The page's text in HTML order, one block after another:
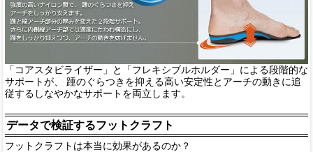
「コアスタビライザー」と「フレキシブルホルダー」による段階的な
サポートが、 踵のぐらつきを抑える高い安定性とアーチの動きに追
従するしなやかなサポートを両立します。
データで検証するフットクラフト
フットクラフトは本当に効果があるのか？